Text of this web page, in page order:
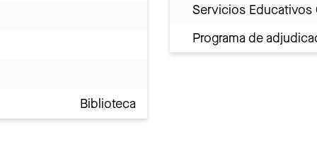
Biblioteca
Servicios Educativos
Programa de